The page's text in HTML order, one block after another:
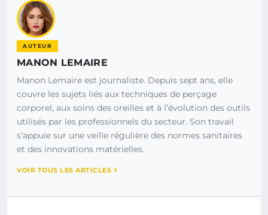
AUTEUR
MANON LEMAIRE
Manon Lemaire est journaliste. Depuis sept ans, elle
couvre les sujets liés aux techniques de perçage
corporel, aux soins des oreilles et à l’évolution des outils
utilisés par les professionnels du secteur. Son travail
s’appuie sur une veille régulière des normes sanitaires
et des innovations matérielles.
VOIR TOUS LES ARTICLES